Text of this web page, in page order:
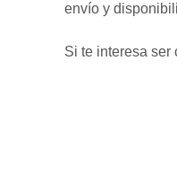
envío y
Si te interesa ser